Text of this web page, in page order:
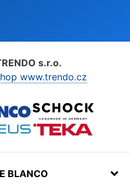
s.r.o.
www.trendo.cz
BLANCO